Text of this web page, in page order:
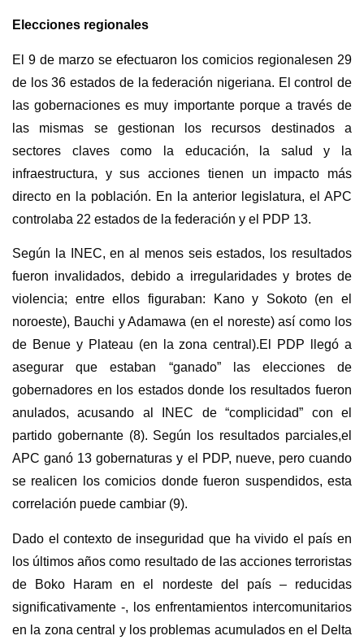
Elecciones regionales
El 9 de marzo se efectuaron los comicios regionalesen 29
de los 36 estados de la federación nigeriana. El control de
las gobernaciones es muy importante porque a través de
las mismas se gestionan los recursos destinados a
sectores claves como la educación, la salud y la
infraestructura, y sus acciones tienen un impacto más
directo en la población. En la anterior legislatura, el APC
controlaba 22 estados de la federación y el PDP 13.
Según la INEC, en al menos seis estados, los resultados
fueron invalidados, debido a irregularidades y brotes de
violencia; entre ellos figuraban: Kano y Sokoto (en el
noroeste), Bauchi y Adamawa (en el noreste) así como los
de Benue y Plateau (en la zona central).El PDP llegó a
asegurar que estaban “ganado” las elecciones de
gobernadores en los estados donde los resultados fueron
anulados, acusando al INEC de “complicidad” con el
partido gobernante (8). Según los resultados parciales,el
APC ganó 13 gobernaturas y el PDP, nueve, pero cuando
se realicen los comicios donde fueron suspendidos, esta
correlación puede cambiar (9).
Dado el contexto de inseguridad que ha vivido el país en
los últimos años como resultado de las acciones terroristas
de Boko Haram en el nordeste del país – reducidas
significativamente -, los enfrentamientos intercomunitarios
en la zona central y los problemas acumulados en el Delta